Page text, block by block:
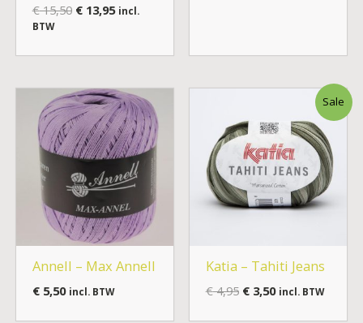
€15,50 €13,95 incl.
BTW
Annell – Max Annell
€5,50 incl. BTW
Sale
Katia – Tahiti Jeans
€4,95
Oorspronkelijke
was:
€ 4,95.
€3,50
Huidige
is:
€ 3,50.
incl. BTW